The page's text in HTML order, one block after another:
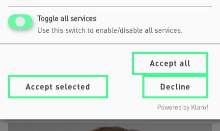
Sichern Sie sich ihr Festival
Ticket hier.
Melden Sie sichhieran für den
Livestream der Club Stage am 11. Juni
Toggle all services
Use this switch to enable/disable all services.
Decline
Accept selected
Accept all
Powered by Klaro!